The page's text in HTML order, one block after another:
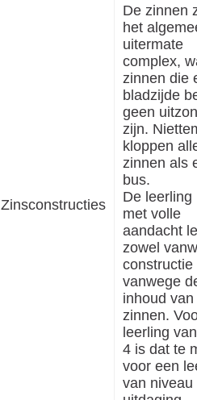
Zinsconstructies
De zinnen
het
uitermate
complex,
zinnen die
bladzijde
geen
zijn.
kloppen
zinnen als
bus.
De leerling
met volle
aandacht
zowel
constructie
vanwege
inhoud
zinnen.
leerling
4 is dat te
voor een
van niveau